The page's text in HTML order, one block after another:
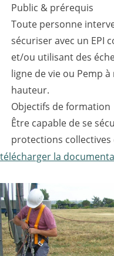
Public & prérequis
Toute personne
sécuriser avec un EPI
et/ou utilisant des
ligne de vie ou Pemp
hauteur.
Objectifs de formation
Être capable de se
protections collectives
télécharger la